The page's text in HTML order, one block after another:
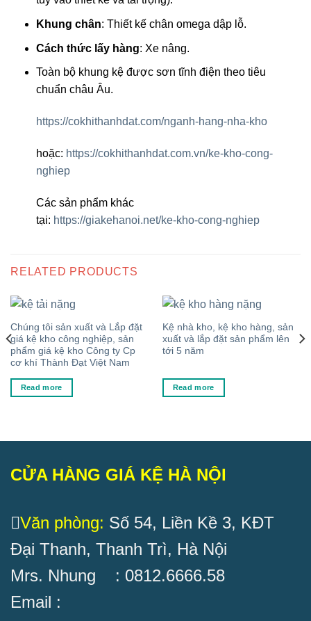
Khung chân: Thiết kế chân omega dập lỗ.
Cách thức lấy hàng: Xe nâng.
Toàn bộ khung kệ được sơn tĩnh điện theo tiêu
chuẩn châu Âu.
https://cokhithanhdat.com/nganh-hang-nha-kho
hoặc: https://cokhithanhdat.com.vn/ke-kho-cong-
nghiep
Các sản phẩm khác
tại: https://giakehanoi.net/ke-kho-cong-nghiep
RELATED PRODUCTS
Chúng tôi sản xuất và Lắp đặt
giá kệ kho công nghiệp, sản
phẩm giá kệ kho Công ty Cp
cơ khí Thành Đạt Việt Nam
Read more
Kệ nhà kho, kệ kho hàng, sản
xuất và lắp đặt sản phẩm lên
tới 5 năm
Read more
CỬA HÀNG GIÁ KỆ HÀ NỘI
Văn phòng: Số 54, Liền Kề 3, KĐT
Đại Thanh, Thanh Trì, Hà Nội
Mrs. Nhung : 0812.6666.58
Email :